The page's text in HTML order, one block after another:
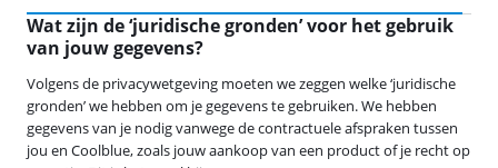
Wat zijn de ‘juridische gronden’ voor het gebruik
van jouw gegevens?
Volgens de privacywetgeving moeten we zeggen welke ‘juridische
gronden’ we hebben om je gegevens te gebruiken. We hebben
gegevens van je nodig vanwege de contractuele afspraken tussen
jou en Coolblue, zoals jouw aankoop van een product of je recht op